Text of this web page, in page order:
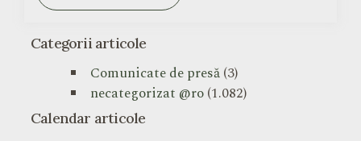
Categorii articole
Comunicate de presă(3)
necategorizat @ro(1.082)
Calendar articole